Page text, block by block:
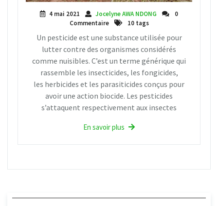
4 mai 2021 Jocelyne AWA NDONG
0
Commentaire
10 tags
Un pesticide est une substance utilisée pour
lutter contre des organismes considérés
comme nuisibles. C’est un terme générique qui
rassemble les insecticides, les fongicides,
les herbicides et les parasiticides conçus pour
avoir une action biocide. Les pesticides
s’attaquent respectivement aux insectes
En savoir plus